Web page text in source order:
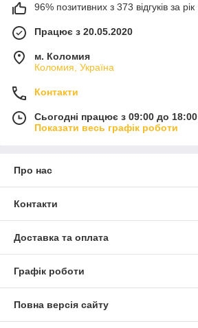
96% позитивних з 373 відгуків за рік
Працює з 20.05.2020
м. Коломия
Коломия, Україна
Контакти
Сьогодні працює з 09:00 до 18:00
Показати весь графік роботи
Про нас
Контакти
Доставка та оплата
Графік роботи
Повна версія сайту